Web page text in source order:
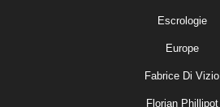
Escrologie
Europe
Fabrice Di Vizio
Florian Phillipot